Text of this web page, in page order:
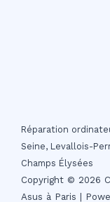
Réparation
Seine, Levallois-
Champs Élysées
Copyright © 2026
Asus à Paris |